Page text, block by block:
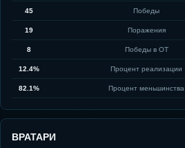
45 Победы
19 Поражения
8 Победы в ОТ
12.4% Процент реализации
82.1% Процент меньшинства
ВРАТАРИ